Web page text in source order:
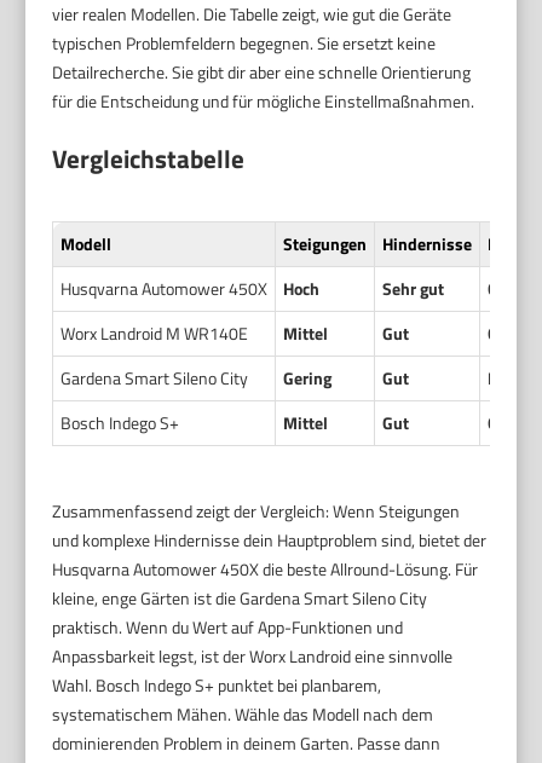
vier realen Modellen. Die Tabelle zeigt, wie gut die Geräte
typischen Problemfeldern begegnen. Sie ersetzt keine
Detailrecherche. Sie gibt dir aber eine schnelle Orientierung
für die Entscheidung und für mögliche Einstellmaßnahmen.
Vergleichstabelle
Modell Steigungen Hindernisse
Husqvarna Automower 450X
Hoch Sehr gut
Gut
Worx Landroid M WR140E
Mittel Gut
Gut
Gardena Smart Sileno City
Gering Gut
Bosch Indego S+
Mittel Gut Gut
Zusammenfassend zeigt der Vergleich: Wenn Steigungen
und komplexe Hindernisse dein Hauptproblem sind, bietet der
Husqvarna Automower 450X die beste Allround-Lösung. Für
kleine, enge Gärten ist die Gardena Smart Sileno City
praktisch. Wenn du Wert auf App-Funktionen und
Anpassbarkeit legst, ist der Worx Landroid eine sinnvolle
Wahl. Bosch Indego S+ punktet bei planbarem,
systematischem Mähen. Wähle das Modell nach dem
dominierenden Problem in deinem Garten. Passe dann